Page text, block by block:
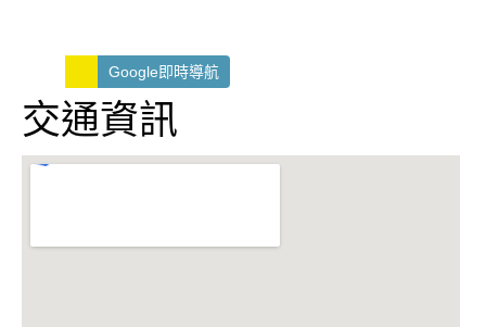
Google即時導航
交通資訊